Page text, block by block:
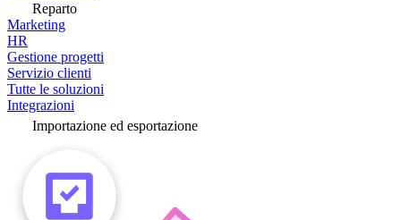
Reparto
Marketing
HR
Gestione progetti
Servizio clienti
Tutte le soluzioni
Integrazioni
Importazione ed esportazione